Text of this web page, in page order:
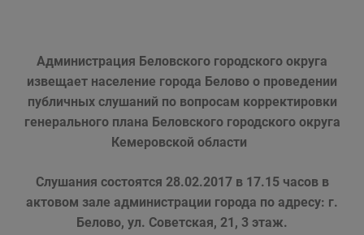
Администрация Беловского городского округа
извещает население города Белово о проведении
публичных слушаний по вопросам корректировки
генерального плана Беловского городского округа
Кемеровской области
Слушания состоятся 28.02.2017 в 17.15 часов в
актовом зале администрации города по адресу: г.
Белово, ул. Советская, 21, 3 этаж.